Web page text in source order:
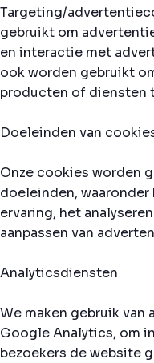
Targeting/
gebruikt om
en interactie met
ook worden gebruikt
producten of diensten
Doeleinden van
Onze cookies worden
doeleinden,
ervaring, het
aanpassen van
Analyticsdiensten
We maken gebruik van
Google Analytics, om
bezoekers de website